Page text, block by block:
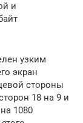
и
узким
экран
стороны
18 на 9 и
1080